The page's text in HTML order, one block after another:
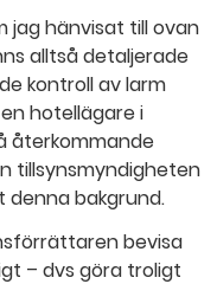
jag hänvisat till ovan
alltså detaljerade
kontroll av larm
hotellägare i
återkommande
tillsynsmyndigheten
denna bakgrund.
bevisa
– dvs göra troligt